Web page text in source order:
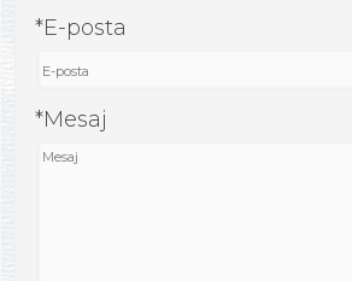
*E-posta
*Mesaj